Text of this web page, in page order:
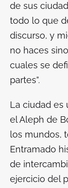
de sus
todo lo que
discurso, y
no haces
cuales se
partes”.
La ciudad es
el Aleph de
los mundos,
Entramado
de
ejercicio del